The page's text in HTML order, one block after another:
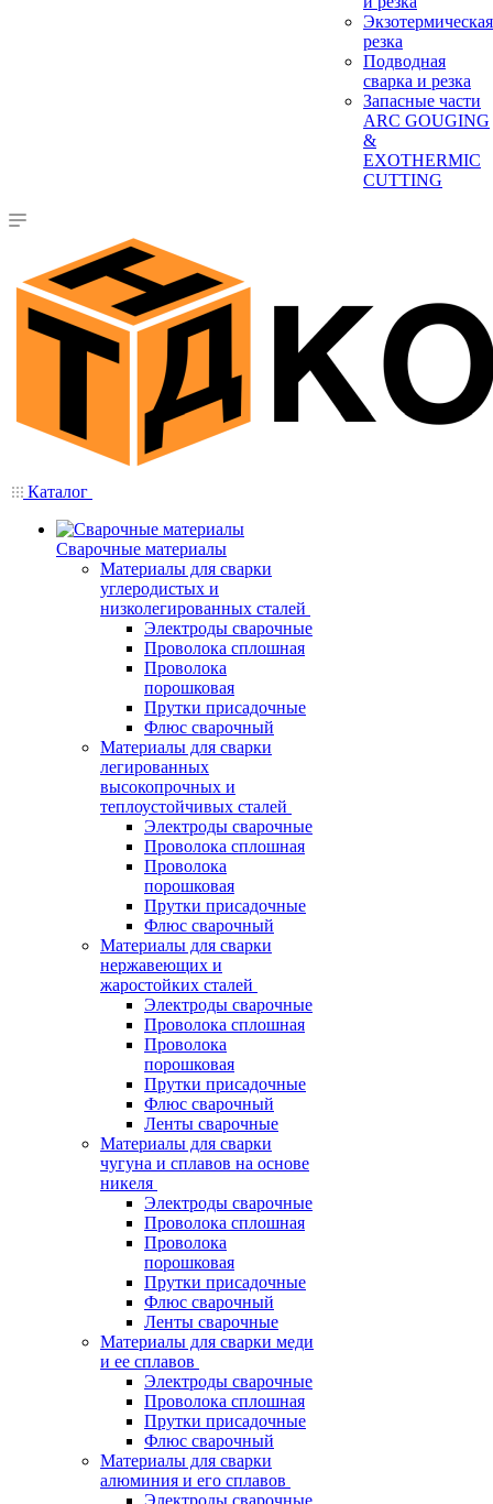
Экзотермическая
резка
Подводная
сварка и резка
Запасные части
ARC GOUGING
&
EXOTHERMIC
CUTTING
Каталог
Сварочные материалы
Материалы для сварки
углеродистых и
низколегированных сталей
Электроды сварочные
Проволока сплошная
Проволока
порошковая
Прутки присадочные
Флюс сварочный
Материалы для сварки
легированных
высокопрочных и
теплоустойчивых сталей
Электроды сварочные
Проволока сплошная
Проволока
порошковая
Прутки присадочные
Флюс сварочный
Материалы для сварки
нержавеющих и
жаростойких сталей
Электроды сварочные
Проволока сплошная
Проволока
порошковая
Прутки присадочные
Флюс сварочный
Ленты сварочные
Материалы для сварки
чугуна и сплавов на основе
никеля
Электроды сварочные
Проволока сплошная
Проволока
порошковая
Прутки присадочные
Флюс сварочный
Ленты сварочные
Материалы для сварки меди
и ее сплавов
Электроды сварочные
Проволока сплошная
Прутки присадочные
Флюс сварочный
Материалы для сварки
алюминия и его сплавов
Электроды сварочные